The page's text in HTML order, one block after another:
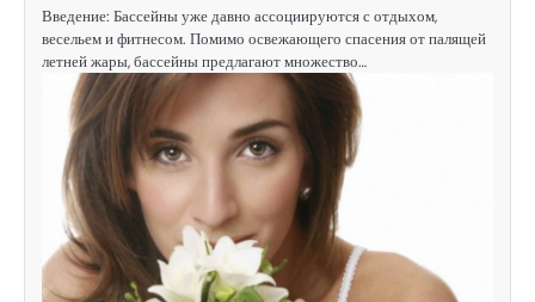
Введение: Бассейны уже давно ассоциируются с отдыхом,
весельем и фитнесом. Помимо освежающего спасения от палящей
летней жары, бассейны предлагают множество…